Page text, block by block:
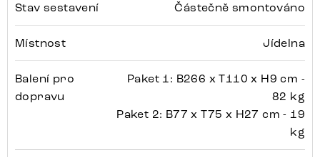
Stav sestavení Částečně smontováno
Místnost Jídelna
Balení pro
dopravu
Paket 1: B266 x T110 x H9 cm -
82 kg
Paket 2: B77 x T75 x H27 cm - 19
kg